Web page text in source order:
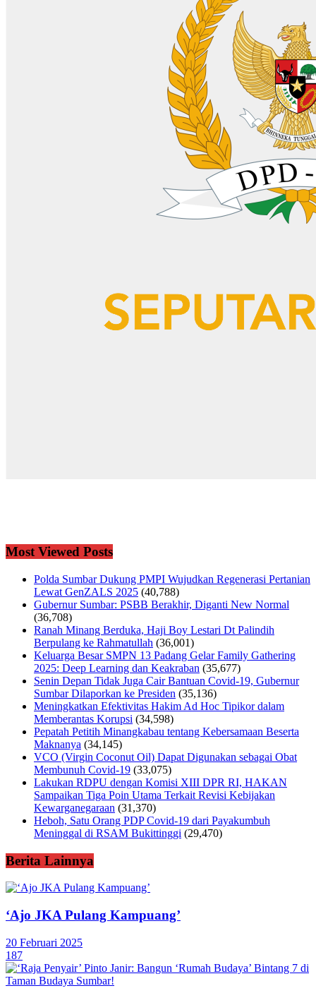
Most Viewed Posts
Polda Sumbar Dukung PMPI Wujudkan Regenerasi Pertanian
Lewat GenZALS 2025 (40,788)
Gubernur Sumbar: PSBB Berakhir, Diganti New Normal
(36,708)
Ranah Minang Berduka, Haji Boy Lestari Dt Palindih
Berpulang ke Rahmatullah (36,001)
Keluarga Besar SMPN 13 Padang Gelar Family Gathering
2025: Deep Learning dan Keakraban (35,677)
Senin Depan Tidak Juga Cair Bantuan Covid-19, Gubernur
Sumbar Dilaporkan ke Presiden (35,136)
Meningkatkan Efektivitas Hakim Ad Hoc Tipikor dalam
Memberantas Korupsi (34,598)
Pepatah Petitih Minangkabau tentang Kebersamaan Beserta
Maknanya (34,145)
VCO (Virgin Coconut Oil) Dapat Digunakan sebagai Obat
Membunuh Covid-19 (33,075)
Lakukan RDPU dengan Komisi XIII DPR RI, HAKAN
Sampaikan Tiga Poin Utama Terkait Revisi Kebijakan
Kewarganegaraan (31,370)
Heboh, Satu Orang PDP Covid-19 dari Payakumbuh
Meninggal di RSAM Bukittinggi (29,470)
Berita Lainnya
‘Ajo JKA Pulang Kampuang’
20 Februari 2025
187